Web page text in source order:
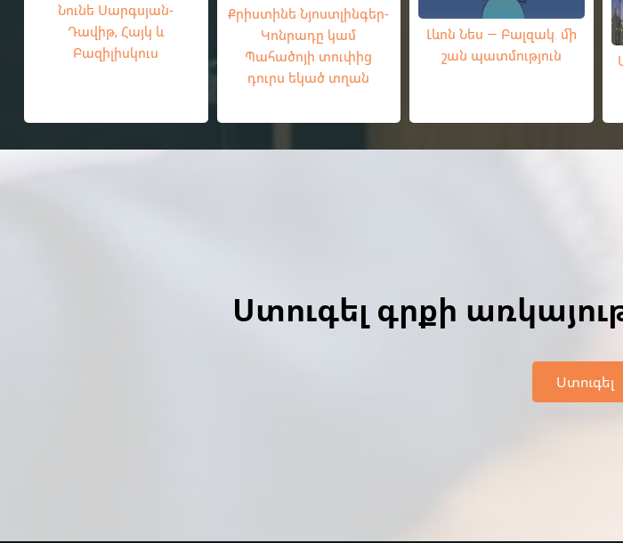
Նունե Սարգսյան-
Դավիթ, Հայկ և
Բազիլիսկուս
Քրիստինե Նյոստլինգեր-
Կոնրադը կամ
Պահածոյի տուփից
դուրս եկած տղան
Լևոն Նես — Բալզակ. մի
շան պատմություն
Ստուգել գրքի
Ստուգել